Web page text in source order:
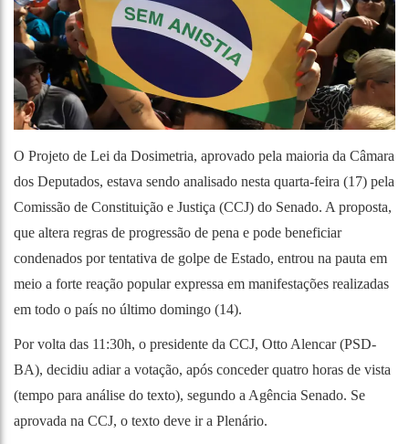
O Projeto de Lei da Dosimetria, aprovado pela maioria da Câmara
dos Deputados, estava sendo analisado nesta quarta-feira (17) pela
Comissão de Constituição e Justiça (CCJ) do Senado. A proposta,
que altera regras de progressão de pena e pode beneficiar
condenados por tentativa de golpe de Estado, entrou na pauta em
meio a forte reação popular expressa em manifestações realizadas
em todo o país no último domingo (14).
Por volta das 11:30h, o presidente da CCJ, Otto Alencar (PSD-
BA), decidiu adiar a votação, após conceder quatro horas de vista
(tempo para análise do texto), segundo a Agência Senado. Se
aprovada na CCJ, o texto deve ir a Plenário.